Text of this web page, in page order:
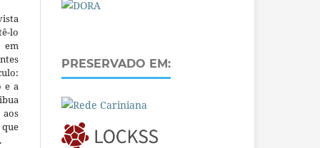
lo
em
e a
PRESERVADO EM: